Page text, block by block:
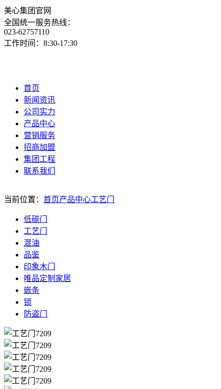
美心集团官网
全国统一服务热线：
023-62757110
工作时间：8:30-17:30
首页
新闻资讯
公司实力
产品中心
营销服务
招商加盟
集团工程
联系我们
当前位置： 首页产品中心工艺门
低碳门
工艺门
混油
品鉴
印象木门
唯品定制家居
嵌条
锁
防盗门